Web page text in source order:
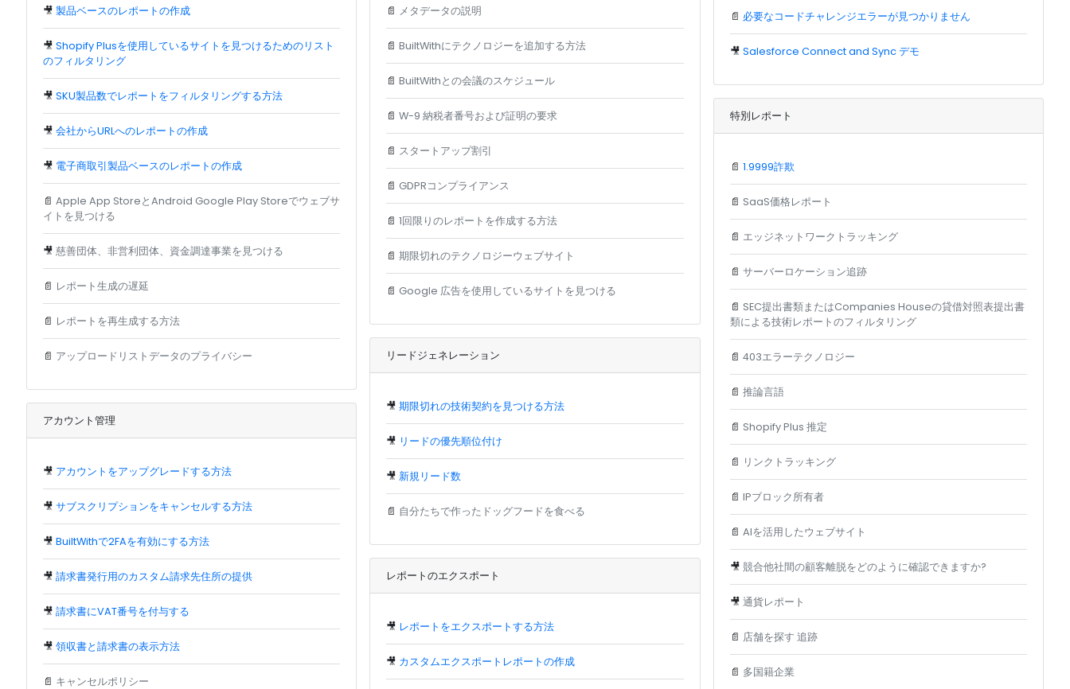
🎥 製品ベースのレポートの作成
🎥 Shopify Plusを使用しているサイトを見つけるためのリスト
のフィルタリング
🎥 SKU製品数でレポートをフィルタリングする方法
🎥 会社からURLへのレポートの作成
🎥 電子商取引製品ベースのレポートの作成
📄 Apple App StoreとAndroid Google Play Storeでウェブサ
イトを見つける
🎥 慈善団体、非営利団体、資金調達事業を見つける
📄 レポート生成の遅延
📄 レポートを再生成する方法
📄 アップロードリストデータのプライバシー
アカウント管理
🎥 アカウントをアップグレードする方法
🎥 サブスクリプションをキャンセルする方法
🎥 BuiltWithで2FAを有効にする方法
🎥 請求書発行用のカスタム請求先住所の提供
🎥 請求書にVAT番号を付与する
🎥 領収書と請求書の表示方法
📄 キャンセルポリシー
📄 メタデータの説明
📄BuiltWithにテクノロジーを追加する方法
📄BuiltWithとの会議のスケジュール
📄W-9 納税者番号および証明の要求
📄 スタートアップ割引
📄 GDPRコンプライアンス
📄1回限りのレポートを作成する方法
📄期限切れのテクノロジーウェブサイト
📄 Google 広告を使用しているサイトを見つける
リードジェネレーション
🎥期限切れの技術契約を見つける方法
🎥 リードの優先順位付け
🎥 新規リード数
📄 自分たちで作ったドッグフードを食べる
レポートのエクスポート
🎥 レポートをエクスポートする方法
🎥 カスタムエクスポートレポートの作成
📄 必要なコードチャレンジエラーが見つかりません
🎥 Salesforce Connect and Sync デモ
特別レポート
📄 1.9999詐欺
📄 SaaS価格レポート
📄 エッジネットワークトラッキング
📄 サーバーロケーション追跡
📄 SEC提出書類またはCompanies Houseの貸借対照表提出書
類による技術レポートのフィルタリング
📄 403エラーテクノロジー
📄 推論言語
📄 Shopify Plus 推定
📄 リンクトラッキング
📄 IPブロック所有者
📄 AIを活用したウェブサイト
🎥 競合他社間の顧客離脱をどのように確認できますか?
🎥 通貨レポート
📄 店舗を探す 追跡
📄 多国籍企業